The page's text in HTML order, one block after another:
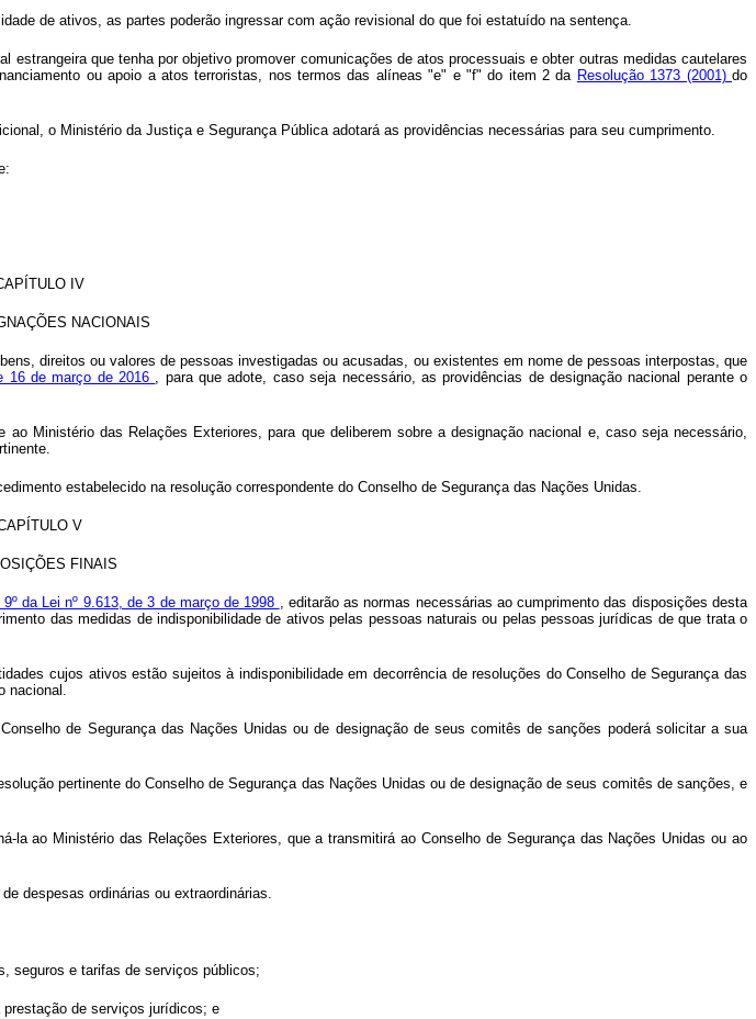
de ativos, as partes poderão ingressar com ação revisional do que foi estatuído na sentença.
que tenha por objetivo promover comunicações de atos processuais e obter outras medidas cautelares
ou apoio a atos terroristas, nos termos das alíneas "e" e "f" do item 2 da Resolução 1373 (2001)do
o Ministério da Justiça e Segurança Pública adotará as providências necessárias para seu cumprimento.
IV
NACIONAIS
direitos ou valores de pessoas investigadas ou acusadas, ou existentes em nome de pessoas interpostas, que
16 de março de 2016 , para que adote, caso seja necessário, as providências de designação nacional perante o
Ministério das Relações Exteriores, para que deliberem sobre a designação nacional e, caso seja necessário,
estabelecido na resolução correspondente do Conselho de Segurança das Nações Unidas.
V
FINAIS
9º da Lei nº 9.613, de 3 de março de 1998 , editarão as normas necessárias ao cumprimento das disposições desta
das medidas de indisponibilidade de ativos pelas pessoas naturais ou pelas pessoas jurídicas de que trata o
cujos ativos estão sujeitos à indisponibilidade em decorrência de resoluções do Conselho de Segurança das
nacional.
de Segurança das Nações Unidas ou de designação de seus comitês de sanções poderá solicitar a sua
pertinente do Conselho de Segurança das Nações Unidas ou de designação de seus comitês de sanções, e
ao Ministério das Relações Exteriores, que a transmitirá ao Conselho de Segurança das Nações Unidas ou ao
despesas ordinárias ou extraordinárias.
seguros e tarifas de serviços públicos;
prestação de serviços jurídicos; e